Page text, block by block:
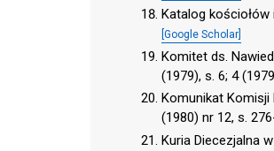
Katalog
[Google Scholar]
Komitet ds.
(1979), s. 6; 4
Komunikat
(1980) nr 12, s.
Kuria Diecezjalna